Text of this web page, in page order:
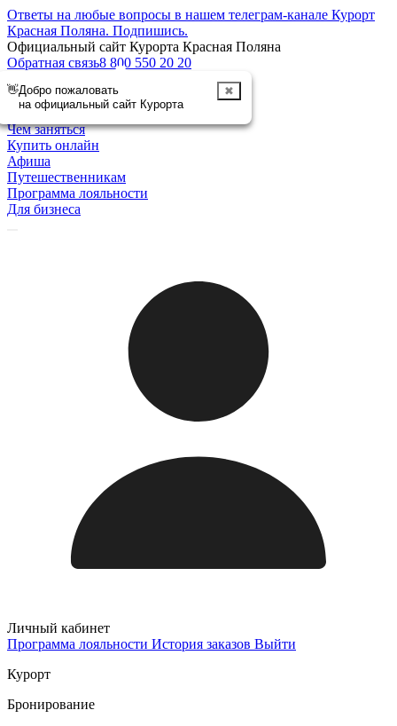
Ответы на любые вопросы в нашем телеграм-канале Курорт
Красная Поляна. Подпишись.
Официальный сайт Курорта Красная Поляна
Обратная связь8 800 550 20 20
👋Добро пожаловать
на официальный сайт Курорта
✖
Отменить
Курорт
Чем заняться
Купить онлайн
Афиша
Путешественникам
Программа лояльности
Для бизнеса
Личный кабинет
Программа лояльности История заказов Выйти
Курорт
Бронирование